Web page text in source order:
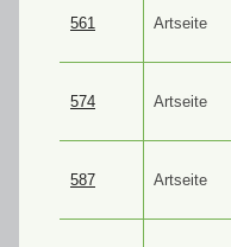
561 Artseite
574 Artseite
587 Artseite